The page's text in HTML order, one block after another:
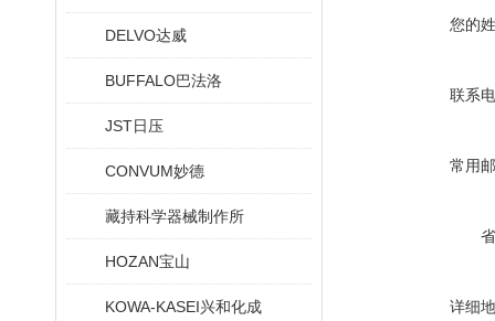
DELVO达威
BUFFALO巴法洛
JST日压
CONVUM妙德
藏持科学器械制作所
HOZAN宝山
KOWA-KASEI兴和化成
您的
联系
常用
详细